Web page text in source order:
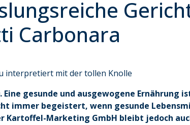
Carbonara
interpretiert mit der tollen Knolle
Eine gesunde und ausgewogene
immer begeistert, wenn gesunde
Kartoffel-Marketing GmbH bleibt jedoch